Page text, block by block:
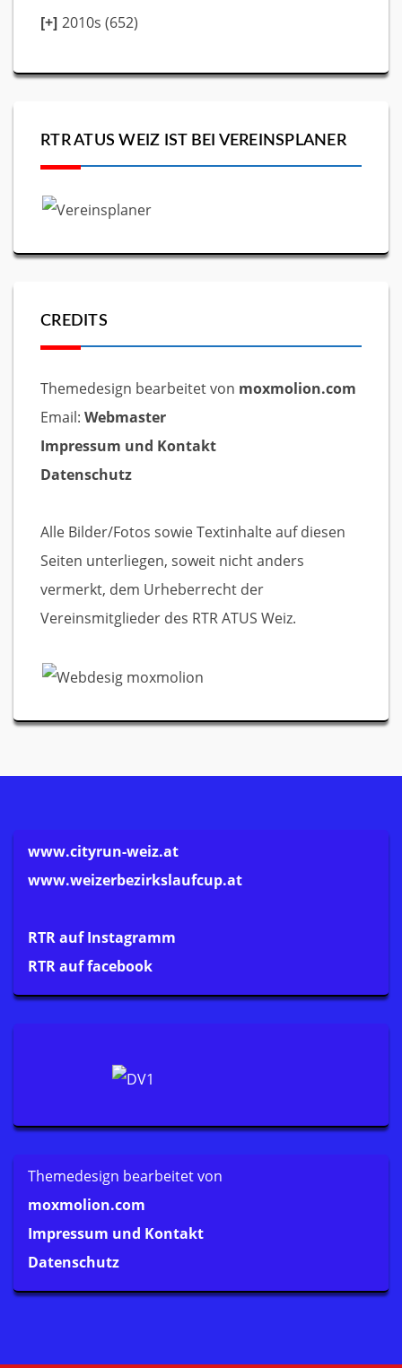
2010s (652)
RTR ATUS WEIZ IST BEI VEREINSPLANER
CREDITS
Themedesign bearbeitet von moxmolion.com
Email: Webmaster
Impressum und Kontakt
Datenschutz
Alle Bilder/Fotos sowie Textinhalte auf diesen
Seiten unterliegen, soweit nicht anders
vermerkt, dem Urheberrecht der
Vereinsmitglieder des RTR ATUS Weiz.
www.cityrun-weiz.at
www.weizerbezirkslaufcup.at
RTR auf Instagramm
RTR auf facebook
Themedesign bearbeitet von
moxmolion.com
Impressum und Kontakt
Datenschutz